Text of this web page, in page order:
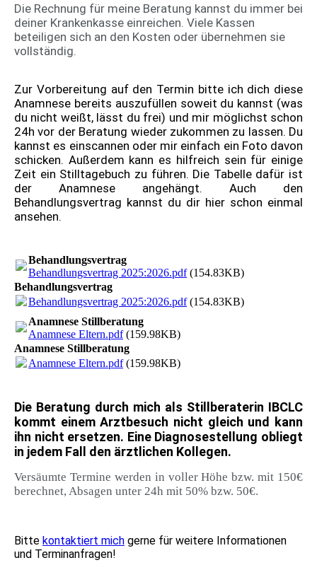
Die Rechnung für meine Beratung kannst du immer bei
deiner Krankenkasse einreichen. Viele Kassen
beteiligen sich an den Kosten oder übernehmen sie
vollständig.
Zur Vorbereitung auf den Termin bitte ich dich diese
Anamnese bereits auszufüllen soweit du kannst (was
du nicht weißt, lässt du frei) und mir möglichst schon
24h vor der Beratung wieder zukommen zu lassen. Du
kannst es einscannen oder mir einfach ein Foto davon
schicken. Außerdem kann es hilfreich sein für einige
Zeit ein Stilltagebuch zu führen. Die Tabelle dafür ist
der Anamnese angehängt. Auch den
Behandlungsvertrag kannst du dir hier schon einmal
ansehen.
Behandlungsvertrag
Behandlungsvertrag 2025:2026.pdf(154.83KB)
Behandlungsvertrag
Behandlungsvertrag 2025:2026.pdf(154.83KB)
Anamnese Stillberatung
Anamnese Eltern.pdf(159.98KB)
Anamnese Stillberatung
Anamnese Eltern.pdf(159.98KB)
Die Beratung durch mich als Stillberaterin IBCLC
kommt einem Arztbesuch nicht gleich und kann
ihn nicht ersetzen. Eine Diagnosestellung obliegt
in jedem Fall den ärztlichen Kollegen.
Versäumte Termine werden in voller Höhe bzw. mit 150€
berechnet, Absagen unter 24h mit 50% bzw. 50€.
Bitte kontaktiert mich gerne für weitere Informationen
und Terminanfragen!